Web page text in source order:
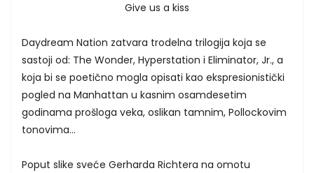
Give us a kiss
Daydream Nation zatvara trodelna trilogija koja se
sastoji od: The Wonder, Hyperstation i Eliminator, Jr., a
koja bi se poetično mogla opisati kao ekspresionistički
pogled na Manhattan u kasnim osamdesetim
godinama prošloga veka, oslikan tamnim, Pollockovim
tonovima...
Poput slike sveće Gerharda Richtera na omotu